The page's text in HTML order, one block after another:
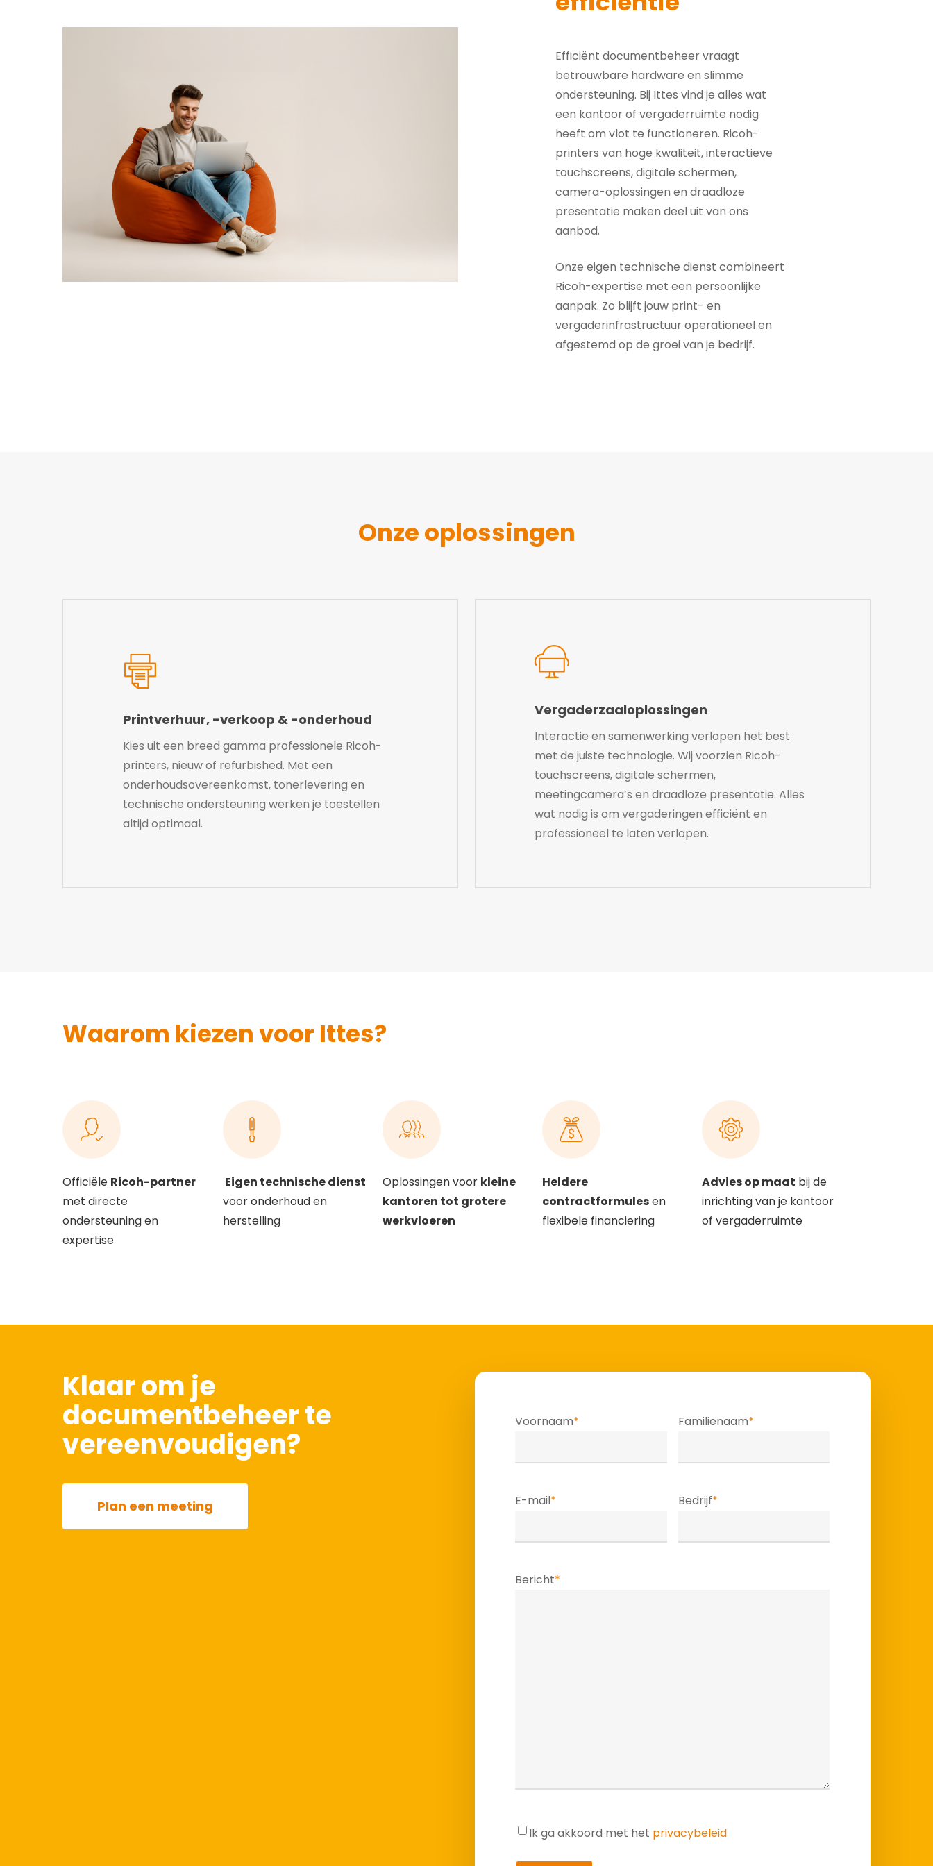
Efficiënt documentbeheer vraagt
betrouwbare hardware en slimme
ondersteuning. Bij Ittes vind je alles wat
een kantoor of vergaderruimte nodig
heeft om vlot te functioneren. Ricoh-
printers van hoge kwaliteit, interactieve
touchscreens, digitale schermen,
camera-oplossingen en draadloze
presentatie maken deel uit van ons
aanbod.
Onze eigen technische dienst combineert
Ricoh-expertise met een persoonlijke
aanpak. Zo blijft jouw print- en
vergaderinfrastructuur operationeel en
afgestemd op de groei van je bedrijf.
Onze oplossingen
Printverhuur, -verkoop & -onderhoud
Kies uit een breed gamma professionele Ricoh-
printers, nieuw of refurbished. Met een
onderhoudsovereenkomst, tonerlevering en
technische ondersteuning werken je toestellen
altijd optimaal.
Vergaderzaaloplossingen
Interactie en samenwerking verlopen het best
met de juiste technologie. Wij voorzien Ricoh-
touchscreens, digitale schermen,
meetingcamera’s en draadloze presentatie. Alles
wat nodig is om vergaderingen efficiënt en
professioneel te laten verlopen.
Waarom kiezen voor Ittes?
Officiële Ricoh-partner
met directe
ondersteuning en
expertise
Eigen technische dienst
voor onderhoud en
herstelling
Oplossingen voor kleine
kantoren tot grotere
werkvloeren
Heldere
contractformulesen
flexibele financiering
Advies op maat bij de
inrichting van je kantoor
of vergaderruimte
Klaar om je
documentbeheer te
vereenvoudigen?
Plan een meeting
Voornaam* Familienaam*
E-mail* Bedrijf*
Bericht*
Ik ga akkoord met het privacybeleid